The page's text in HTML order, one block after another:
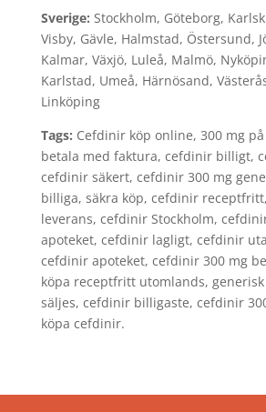
Sverige: Stockholm, Göteborg,
Visby, Gävle, Halmstad, Östersund,
Kalmar, Växjö, Luleå, Malmö,
Karlstad, Umeå, Härnösand,
Linköping
Tags: Cefdinir köp online, 300 mg
betala med faktura, cefdinir billigt,
cefdinir säkert, cefdinir 300 mg
billiga, säkra köp, cefdinir
leverans, cefdinir Stockholm,
apoteket, cefdinir lagligt, cefdinir
cefdinir apoteket, cefdinir 300 mg
köpa receptfritt utomlands,
säljes, cefdinir billigaste, cefdinir
köpa cefdinir.